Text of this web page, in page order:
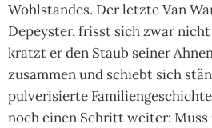
Wohlstandes. Der letzte Van
Depeyster, frisst sich zwar
kratzt er den Staub seiner
zusammen und schiebt sich
pulverisierte
noch einen Schritt weiter: